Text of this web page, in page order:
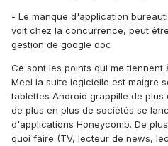
- Le manque d'application
voit chez la concurrence, peut
gestion de google doc
Ce sont les points qui me tiennent
Meel la suite logicielle est maigre
tablettes Android grappille de
de plus en plus de sociétés se
d'applications Honeycomb. De
quoi faire (TV, lecteur de news,